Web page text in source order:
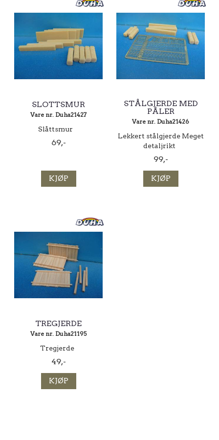
SLOTTSMUR
Vare nr. Duha21427
Slåttsmur
69,-
KJØP
STÅLGJERDE MED
PÅLER
Vare nr. Duha21426
Lekkert stålgjerde Meget
detaljrikt
99,-
KJØP
TREGJERDE
Vare nr. Duha21195
Tregjerde
49,-
KJØP